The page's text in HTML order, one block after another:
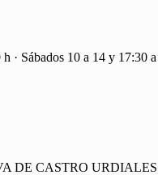
· Sábados 10 a 14 y 17:30
DE CASTRO URDIALES